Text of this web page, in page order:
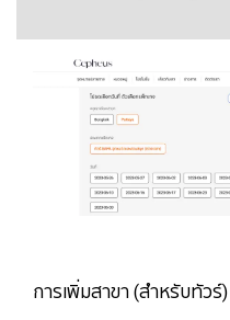
การเพิ่มสาขา (สำหรับทัวร์)